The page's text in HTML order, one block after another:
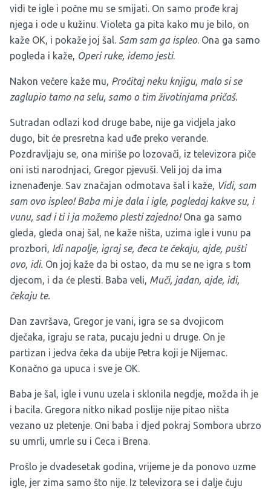
vidi te igle i počne mu se smijati. On samo prođe kraj
njega i ode u kužinu. Violeta ga pita kako mu je bilo, on
kaže OK, i pokaže joj šal. Sam sam ga ispleo. Ona ga samo
pogleda i kaže, Operi ruke, idemo jesti.
Nakon večere kaže mu, Pročitaj neku knjigu, malo si se
zaglupio tamo na selu, samo o tim životinjama pričaš.
Sutradan odlazi kod druge babe, nije ga vidjela jako
dugo, bit će presretna kad uđe preko verande.
Pozdravljaju se, ona miriše po lozovači, iz televizora piče
oni isti narodnjaci, Gregor pjevuši. Veli joj da ima
iznenađenje. Sav značajan odmotava šal i kaže, Vidi, sam
sam ovo ispleo! Baba mi je dala i igle, pogledaj kakve su, i
vunu, sad i ti i ja možemo plesti zajedno!Ona ga samo
gleda, gleda onaj šal, ne kaže ništa, uzima igle i vunu pa
prozbori, Idi napolje, igraj se, đeca te čekaju, ajde, pušti
ovo, idi. On joj kaže da bi ostao, da mu se ne igra s tom
djecom, i da će plesti. Baba veli, Muči, jadan, ajde, idi,
čekaju te.
Dan završava, Gregor je vani, igra se sa dvojicom
dječaka, igraju se rata, pucaju jedni u druge. On je
partizan i jedva čeka da ubije Petra koji je Nijemac.
Konačno ga upuca i sve je OK.
Baba je šal, igle i vunu uzela i sklonila negdje, možda ih je
i bacila. Gregora nitko nikad poslije nije pitao ništa
vezano uz pletenje. Oni baba i djed pokraj Sombora ubrzo
su umrli, umrle su i Ceca i Brena.
Prošlo je dvadesetak godina, vrijeme je da ponovo uzme
igle, jer zima samo što nije. Iz televizora se i dalje čuju